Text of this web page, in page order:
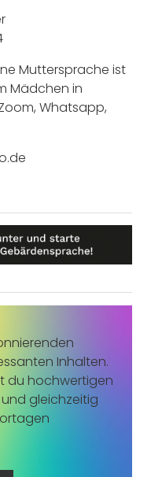
Muttersprache ist
Mädchen in
Whatsapp,
Inhalten.
du hochwertigen
gleichzeitig